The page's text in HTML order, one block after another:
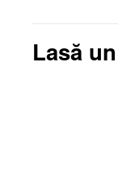
Lasă